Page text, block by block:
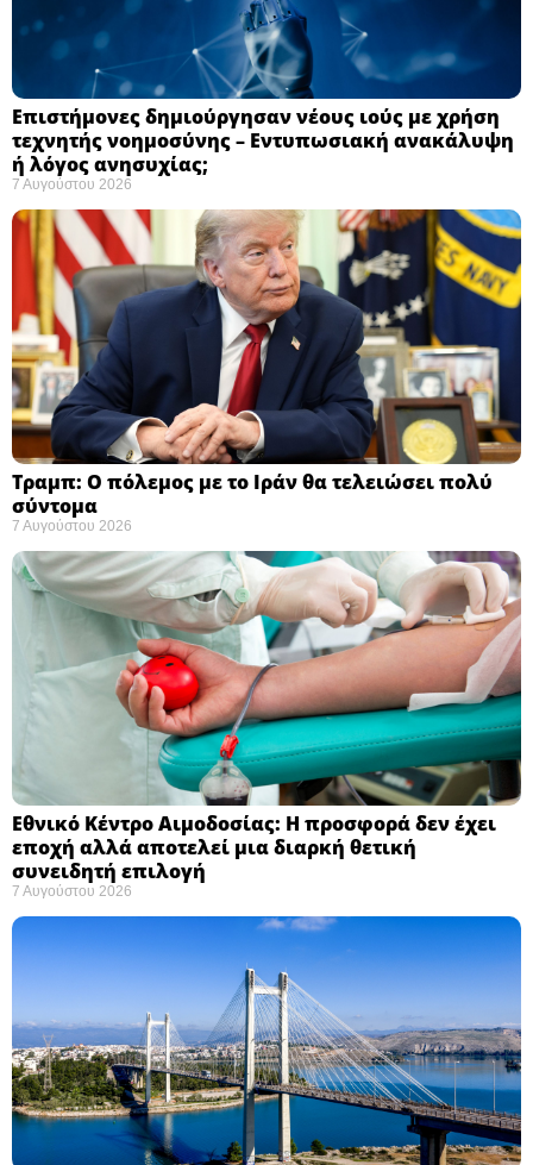
Επιστήμονες δημιούργησαν νέους ιούς με χρήση
τεχνητής νοημοσύνης – Εντυπωσιακή ανακάλυψη
ή λόγος ανησυχίας; ​
7 Αυγούστου 2026
Τραμπ: Ο πόλεμος με το Ιράν θα τελειώσει πολύ
σύντομα ​
7 Αυγούστου 2026
Εθνικό Κέντρο Αιμοδοσίας: H προσφορά δεν έχει
εποχή αλλά αποτελεί μια διαρκή θετική
συνειδητή επιλογή ​
7 Αυγούστου 2026